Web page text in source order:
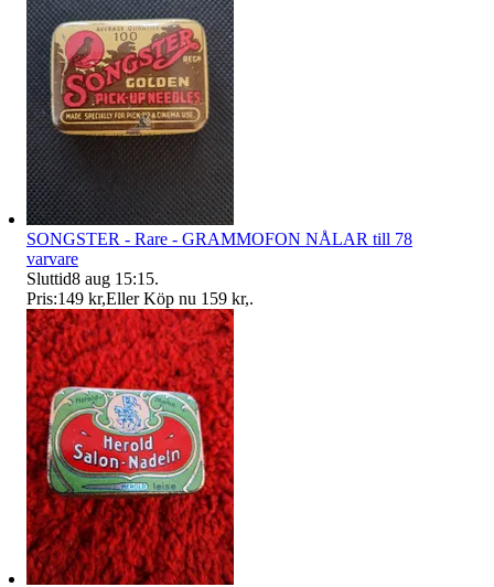
SONGSTER - Rare - GRAMMOFON NÅLAR till 78
varvare
Sluttid8 aug 15:15.
Pris:149 kr,Eller Köp nu 159 kr,.